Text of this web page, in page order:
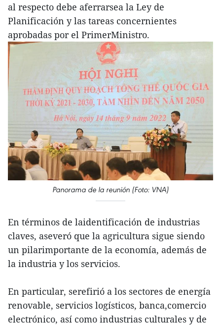
al respecto debe aferrarsea la Ley de
Planificación y las tareas concernientes
aprobadas por el PrimerMinistro.
Panorama de la reunión (Foto: VNA)
En términos de laidentificación de industrias
claves, aseveró que la agricultura sigue siendo
un pilarimportante de la economía, además de
la industria y los servicios.
En particular, serefirió a los sectores de energía
renovable, servicios logísticos, banca,comercio
electrónico, así como industrias culturales y de